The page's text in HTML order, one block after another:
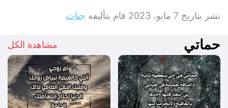
نشر بتاريخ 7 مايو، 2023 قام بتأليفه جنات
حماتي مشاهدة الكل